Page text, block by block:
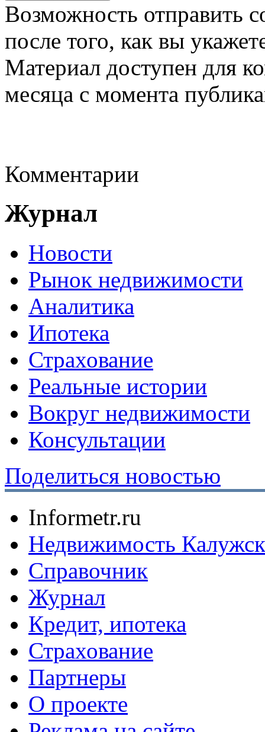
Возможность отправить
после того, как вы
Материал доступен для
месяца с момента
Комментарии
Журнал
Новости
Рынок недвижимости
Аналитика
Ипотека
Страхование
Реальные истории
Вокруг недвижимости
Консультации
Поделиться новостью
Informetr.ru
Недвижимость
Справочник
Журнал
Кредит, ипотека
Страхование
Партнеры
O проекте